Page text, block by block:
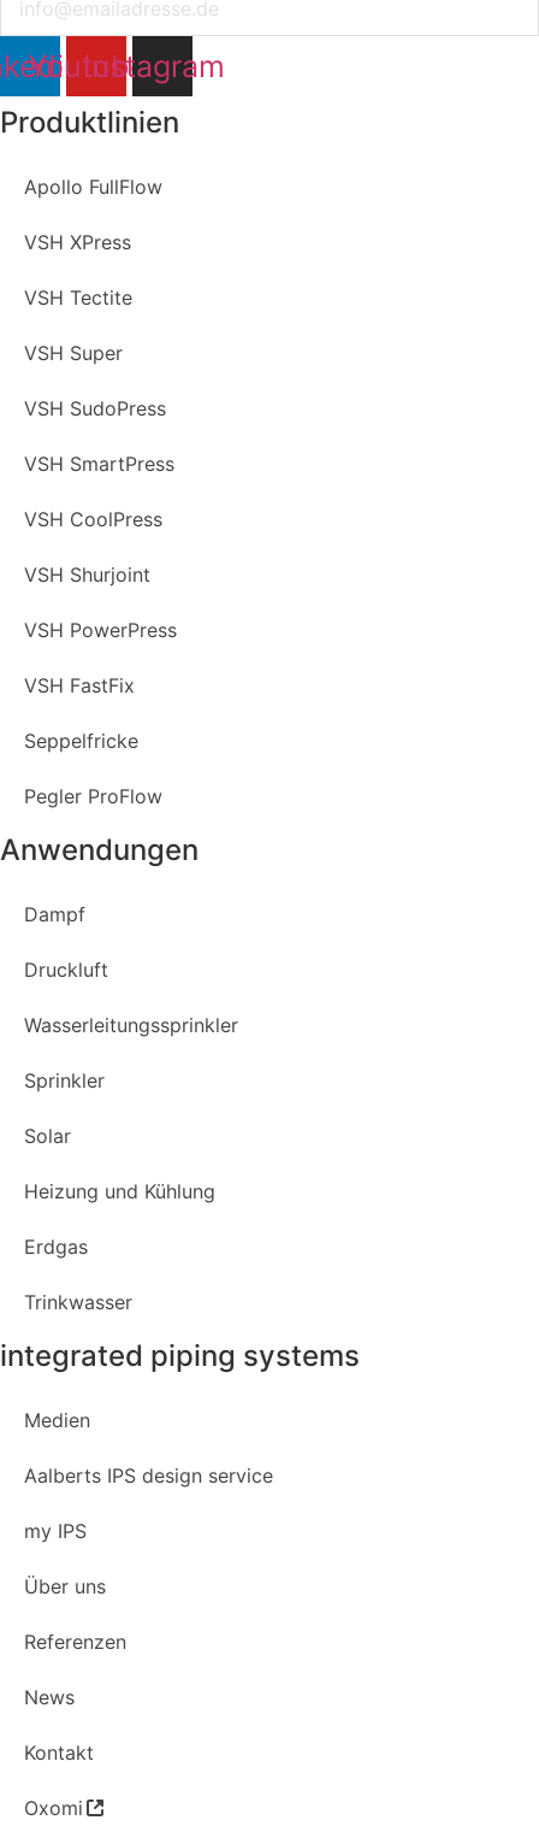
Youtube
Instagram
Produktlinien
Apollo FullFlow
VSH XPress
VSH Tectite
VSH Super
VSH SudoPress
VSH SmartPress
VSH CoolPress
VSH Shurjoint
VSH PowerPress
VSH FastFix
Seppelfricke
Pegler ProFlow
Anwendungen
Dampf
Druckluft
Wasserleitungssprinkler
Sprinkler
Solar
Heizung und Kühlung
Erdgas
Trinkwasser
integrated piping systems
Medien
Aalberts IPS design service
my IPS
Über uns
Referenzen
News
Kontakt
Oxomi